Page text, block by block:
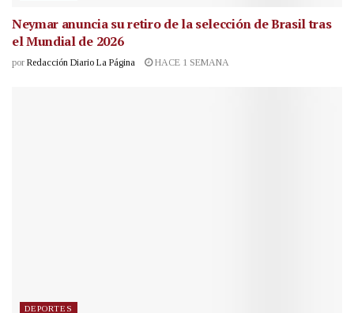
Neymar anuncia su retiro de la selección de Brasil tras
el Mundial de 2026
por Redacción Diario La Página HACE 1 SEMANA
DEPORTES